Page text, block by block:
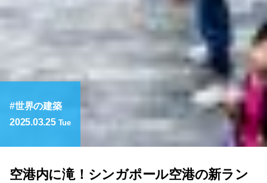
世界の建築
2025.03.25 Tue
空港内に滝！シンガポール空港の新ラン